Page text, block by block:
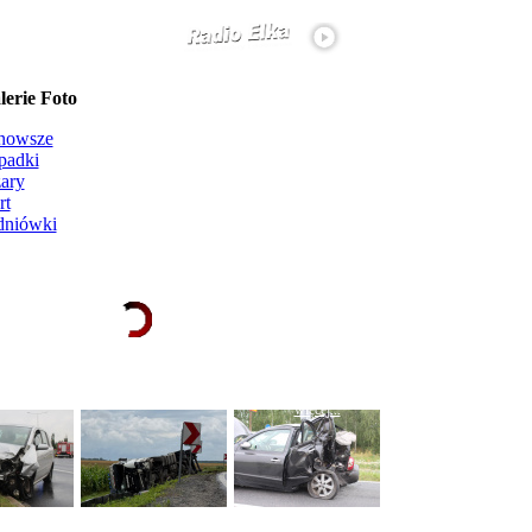
Foto
więcej...